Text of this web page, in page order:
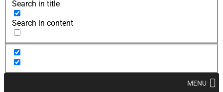
Search in title
Search in content
MENU